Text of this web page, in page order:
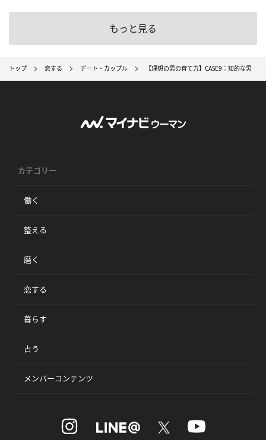
もっと見る
トップ 恋する デート・カップル 【理想の男の育て方】CASE9：知的な男
カテゴリー
働く
整える
磨く
恋する
暮らす
占う
メンバーコンテンツ